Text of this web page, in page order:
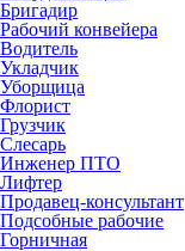
Бригадир
Рабочий конвейера
Водитель
Укладчик
Уборщица
Флорист
Грузчик
Слесарь
Инженер ПТО
Лифтер
Продавец-консультант
Подсобные рабочие
Горничная